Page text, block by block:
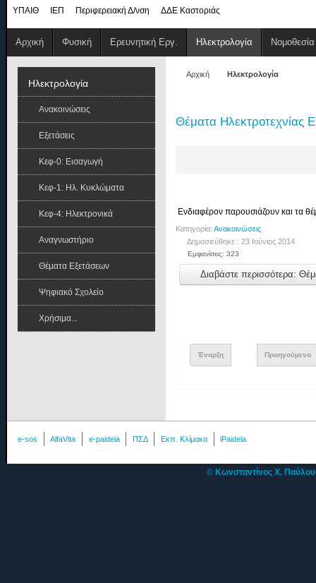
ΥΠΑΙΘ ΙΕΠ Περιφερειακή Δ/νση ΔΔΕ Καστοριάς
Αρχική Φυσική Ερευνητική Εργ. Ηλεκτρολογία Νομοθεσία
Αρχική Ηλεκτρολογία
Θέματα Ηλεκτροτεχνίας
Ενδιαφέρον παρουσιάζουν και τα
Κατηγορία:Ανακοινώσεις
Δημοσιεύθηκε : 23 Ιούνιος 2014
Εμφανίσεις: 323
Διαβάστε περισσότερα:
Έναρξη Προηγούμενο
Ηλεκτρολογία
Ανακοινώσεις
Εξετάσεις
Κεφ-0: Εισαγωγή
Κεφ-1: Ηλ. Κυκλώματα
Κεφ-4: Ηλεκτρονικά
Αναγνωστήριο
Θέματα Εξετάσεων
Ψηφιακό Σχολείο
Χρήσιμα...
e-sos AlfaVita e-paideia ΠΣΔ Εκπ. Κλίμακα iPaideia
© Κωνσταντίνος Χ.